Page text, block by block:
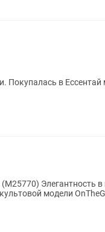
Покупалась в
детали
модели